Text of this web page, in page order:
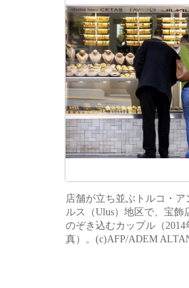
店舗が立ち並ぶトルコ・ア
ルス（Ulus）地区で、宝
のぞき込むカップル（
真）。(c)AFP/ADEM